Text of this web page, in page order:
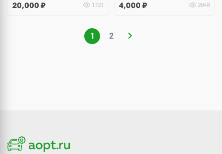
20,000 ₽ 1721 4,000 ₽ 2048
1 2